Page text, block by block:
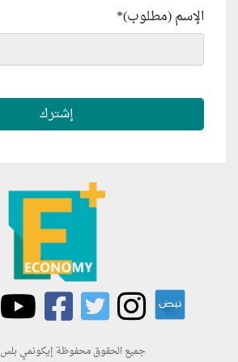
الإسم (مطلوب)*
جميع الحقوق محفوظة إيكونمي بلس 2021 ©